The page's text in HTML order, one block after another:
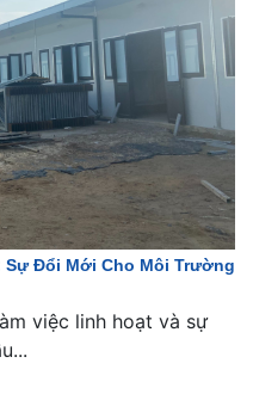
Sự Đổi Mới Cho Môi Trường
việc linh hoạt và sự